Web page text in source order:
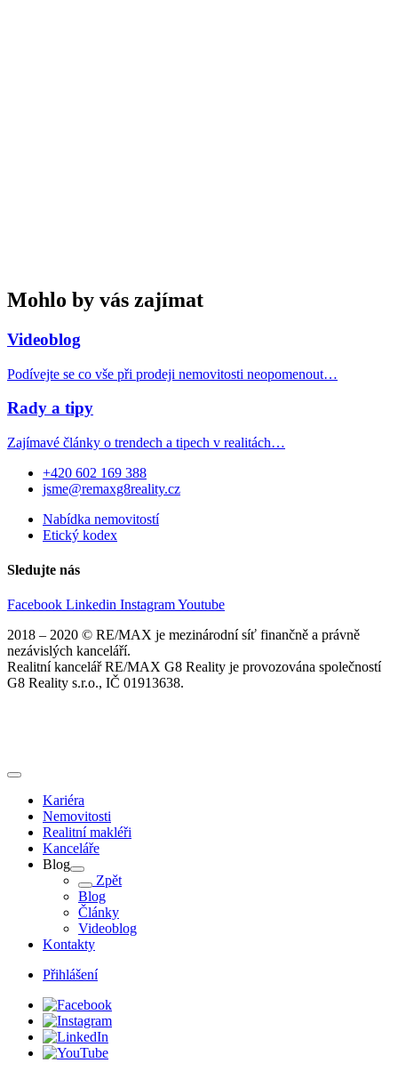
Mohlo by vás zajímat
Videoblog
Podívejte se co vše při prodeji nemovitosti neopomenout…
Rady a tipy
Zajímavé články o trendech a tipech v realitách…
+420 602 169 388
jsme@remaxg8reality.cz
Nabídka nemovitostí
Etický kodex
Sledujte nás
Facebook Linkedin InstagramYoutube
2018 – 2020 © RE/MAX je mezinárodní síť finančně a právně
nezávislých kanceláří.
Realitní kancelář RE/MAX G8 Reality je provozována společností
G8 Reality s.r.o., IČ 01913638.
Kariéra
Nemovitosti
Realitní makléři
Kanceláře
Blog
Zpět
Blog
Články
Videoblog
Kontakty
Přihlášení